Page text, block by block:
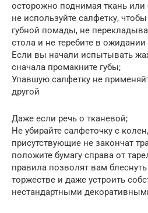
осторожно поднимая ткань или
не используйте салфетку,
губной помады, не
стола и не теребите в
Если вы начали испытывать
сначала промакните губы;
Упавшую салфетку не
другой
Даже если речь о тканевой;
Не убирайте салфеточку с
присутствующие не закончат
положите бумагу справа от
правила позволят вам
торжестве и даже устроить
нестандартными